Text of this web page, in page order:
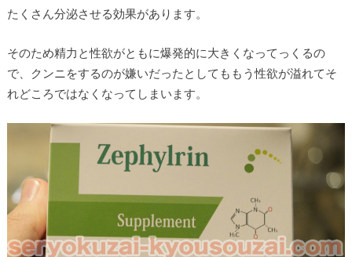
たくさん分泌させる効果があります。
そのため精力と性欲がともに爆発的に大きくなってっくるの
で、クンニをするのが嫌いだったとしてももう性欲が溢れてそ
れどころではなくなってしまいます。